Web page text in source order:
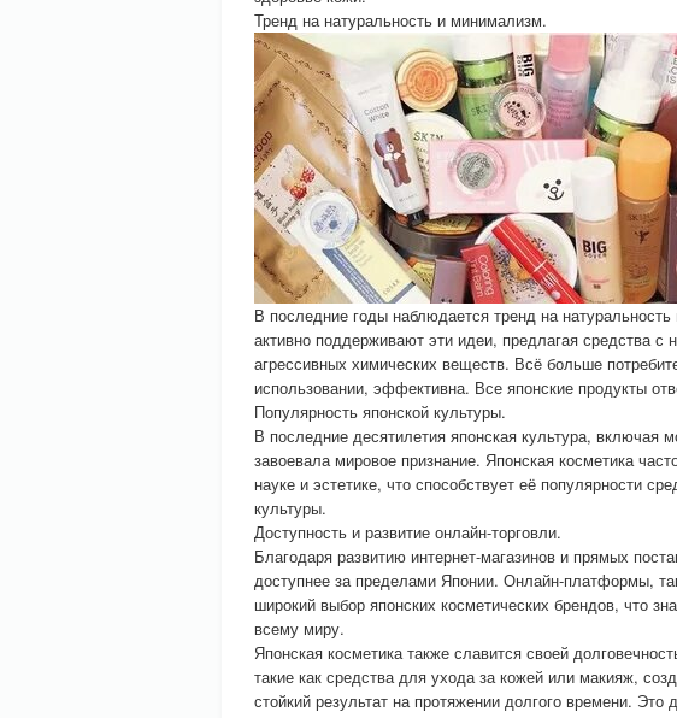
Тренд на натуральность и минимализм.
В последние годы наблюдается тренд на
активно поддерживают эти идеи, предлагая средства с
агрессивных химических веществ. Всё больше
использовании, эффективна. Все японские продукты
Популярность японской культуры.
В последние десятилетия японская культура, включая
завоевала мировое признание. Японская косметика
науке и эстетике, что способствует её популярности
культуры.
Доступность и развитие онлайн-торговли.
Благодаря развитию интернет-магазинов и прямых
доступнее за пределами Японии. Онлайн-платформы,
широкий выбор японских косметических брендов, что
всему миру.
Японская косметика также славится своей
такие как средства для ухода за кожей или макияж,
стойкий результат на протяжении долгого времени.